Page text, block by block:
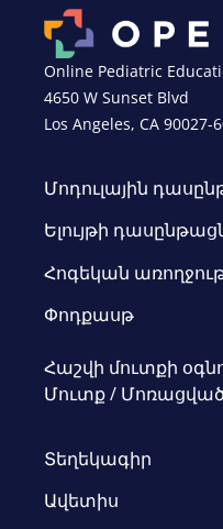
Online Pediatric
4650 W Sunset Blvd
Los Angeles, CA 90027-
Մոդուլային
Ելույթի
Հոգեկան
Փոդքասթ
Հաշվի մուտքի
Մուտք /
Տեղեկագիր
Ավետիս